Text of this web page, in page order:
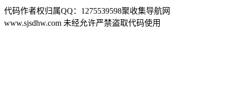
代码作者权归属QQ：1275539598聚收集导航网
www.sjsdhw.com 未经允许严禁盗取代码使用